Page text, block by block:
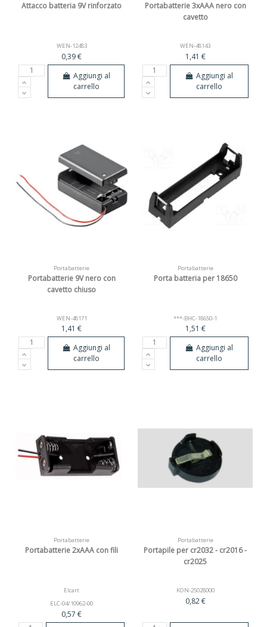
Attacco batteria 9V rinforzato
WEN-12483
0,39 €
Aggiungi al
carrello
Portabatterie 3xAAA nero con
cavetto
WEN-48143
1,41 €
Aggiungi al
carrello
Portabatterie
Portabatterie 9V nero con
cavetto chiuso
WEN-48171
1,41 €
Aggiungi al
carrello
Portabatterie
Porta batteria per 18650
***-BHC-18650-1
1,51 €
Aggiungi al
carrello
Portabatterie
Portabatterie 2xAAA con fili
Elcart
ELC-04/10962-00
0,57 €
Portabatterie
Portapile per cr2032 - cr2016 -
cr2025
KON-25028000
0,82 €